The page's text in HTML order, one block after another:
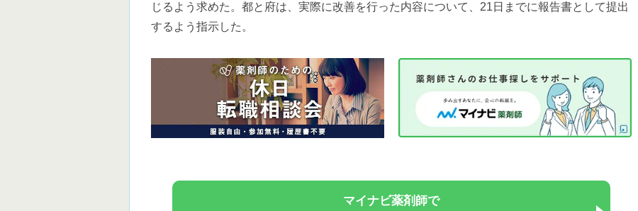
じるよう求めた。都と府は、実際に改善を行った内容について、21日までに報告書として提出
するよう指示した。
マイナビ薬剤師で